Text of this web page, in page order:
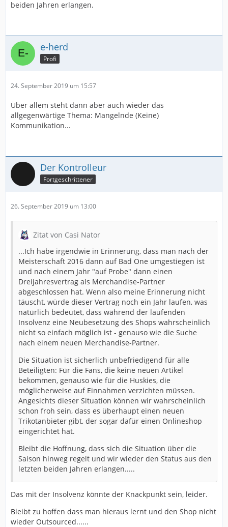
beiden Jahren erlangen.
e-herd
Profi
24. September 2019 um 15:57
Über allem steht dann aber auch wieder das
allgegenwärtige Thema: Mangelnde (Keine)
Kommunikation...
Der Kontrolleur
Fortgeschrittener
26. September 2019 um 13:00
Zitat von Casi Nator
...Ich habe irgendwie in Erinnerung, dass man nach der
Meisterschaft 2016 dann auf Bad One umgestiegen ist
und nach einem Jahr "auf Probe" dann einen
Dreijahresvertrag als Merchandise-Partner
abgeschlossen hat. Wenn also meine Erinnerung nicht
täuscht, würde dieser Vertrag noch ein Jahr laufen, was
natürlich bedeutet, dass während der laufenden
Insolvenz eine Neubesetzung des Shops wahrscheinlich
nicht so einfach möglich ist - genauso wie die Suche
nach einem neuen Merchandise-Partner.
Die Situation ist sicherlich unbefriedigend für alle
Beteiligten: Für die Fans, die keine neuen Artikel
bekommen, genauso wie für die Huskies, die
möglicherweise auf Einnahmen verzichten müssen.
Angesichts dieser Situation können wir wahrscheinlich
schon froh sein, dass es überhaupt einen neuen
Trikotanbieter gibt, der sogar dafür einen Onlineshop
eingerichtet hat.
Bleibt die Hoffnung, dass sich die Situation über die
Saison hinweg regelt und wir wieder den Status aus den
letzten beiden Jahren erlangen.....
Das mit der Insolvenz könnte der Knackpunkt sein, leider.
Bleibt zu hoffen dass man hieraus lernt und den Shop nicht
wieder Outsourced......